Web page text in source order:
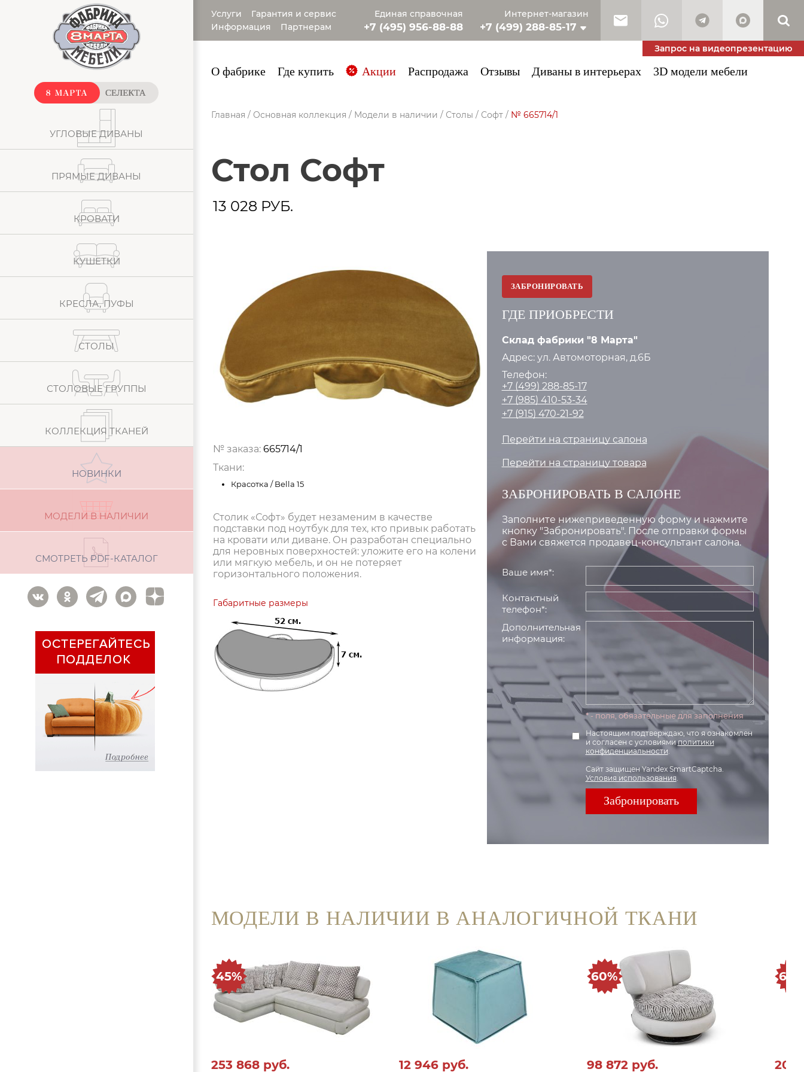
УГЛОВЫЕ ДИВАНЫ
ПРЯМЫЕ ДИВАНЫ
КРОВАТИ
КУШЕТКИ
КРЕСЛА, ПУФЫ
СТОЛЫ
СТОЛОВЫЕ ГРУППЫ
КОЛЛЕКЦИЯ ТКАНЕЙ
НОВИНКИ
МОДЕЛИ В НАЛИЧИИ
СМОТРЕТЬ PDF-КАТАЛОГ
Услуги
Гарантия и сервис
Информация
Партнерам
Единая справочная
+7 (495) 956-88-88
Интернет-магазин
+7 (499) 288-85-17
+7 (985) 410-53-34
Запрос на видеопрезентацию
О фабрике Где купить Акции Распродажа Отзывы Диваны в интерьерах 3D модели мебели
Главная / Основная коллекция / Модели в наличии / Столы / Софт / № 665714/1
стол Софт
13 028 РУБ.
№ заказа: 665714/1
Ткани:
Красотка / Bella 15
Столик «Софт» будет незаменим в качестве
подставки под ноутбук для тех, кто привык работать
на кровати или диване. Он разработан специально
для неровных поверхностей: уложите его на колени
или мягкую мебель, и он не потеряет
горизонтального положения.
Габаритные размеры
ЗАБРОНИРОВАТЬ
ГДЕ ПРИОБРЕСТИ
Склад фабрики "8 Марта"
Адрес: ул. Автомоторная, д.6Б
Телефон:
+7 (499) 288-85-17
+7 (985) 410-53-34
+7 (915) 470-21-92
Перейти на страницу салона
Перейти на страницу товара
ЗАБРОНИРОВАТЬ В САЛОНЕ
Заполните нижеприведенную форму и нажмите
кнопку "Забронировать". После отправки формы
с Вами свяжется продавец-консультант салона.
Ваше имя*:
Контактный
телефон*:
Дополнительная
информация:
* - поля, обязательные для заполнения
Настоящим подтверждаю, что я ознакомлен
и согласен с условиямиполитики
конфиденциальности.
Сайт защищен Yandex SmartCaptcha.
Условия использования.
МОДЕЛИ В НАЛИЧИИ В АНАЛОГИЧНОЙ ТКАНИ
253 868 руб.
45%
12 946 руб. 98 872 руб.
60%
20